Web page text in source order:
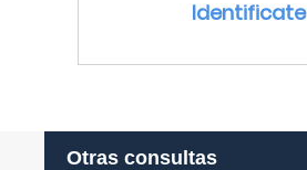
Identificate
Otras consultas